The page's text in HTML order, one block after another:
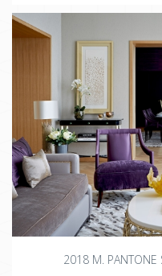
2018 M. PANTONE